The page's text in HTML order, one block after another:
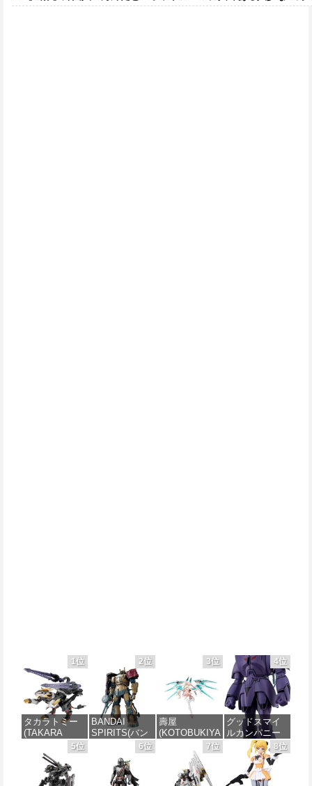
1位
タカラトミー
(TAKARA
SPARK
REALIZE
MODEL リアラ
2位
BANDAI
SPIRITS(バン
ダイスピリッ
ツ) HG 機動戦
士ガンダム 復
讐のレクイエ
3位
壽屋
(KOTOBUKIYA
) メガミデバイ
ス デザイアメ
イデン レイダ
ー シュガーグ
4位
グッドスマイ
ルカンパニー
巨神ゴーグ
MODEROID マ
ノン・ガーデ
ィアン 組み立
5位 6位 7位 8位